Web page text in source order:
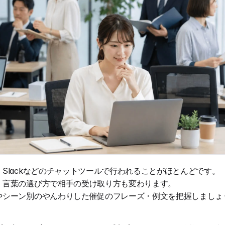
などのチャットツールで行われることがほとんどです。
葉の選び方で相手の受け取り方も変わります。
ーン別のやんわりした催促のフレーズ・例文を把握しましょ